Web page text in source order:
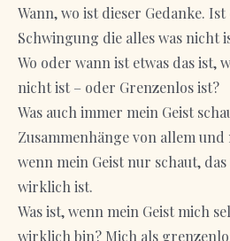
Wann, wo ist dieser Gedanke. Ist
Schwingung die alles was nicht
Wo oder wann ist etwas das ist,
nicht ist – oder Grenzenlos ist?
Was auch immer mein Geist
Zusammenhänge von allem
wenn mein Geist nur schaut,
wirklich ist.
Was ist, wenn mein Geist mich
wirklich bin? Mich als